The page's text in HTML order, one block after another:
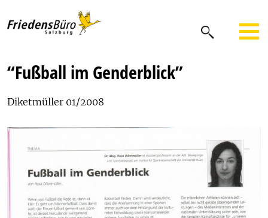
“Fußball im Genderblick”
Diketmüller 01/2008